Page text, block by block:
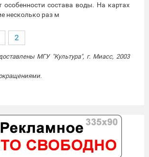
особенности состава воды. На картах
несколько раз м
2
МГУ "Культура", г. Миасс, 2003